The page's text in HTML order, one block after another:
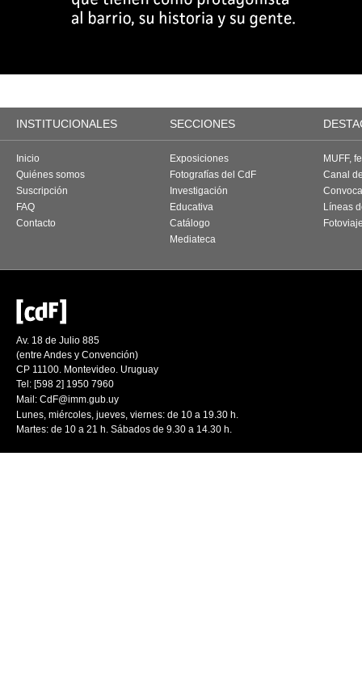
INSTITUCIONALES SECCIONES
Inicio
Quiénes somos
Suscripción
FAQ
Contacto
Exposiciones
Fotografías del CdF
Investigación
Educativa
Catálogo
Mediateca
MUFF,
Canal
Líneas
Av. 18 de Julio 885
(entre Andes y Convención)
CP 11100. Montevideo. Uruguay
Tel: [598 2] 1950 7960
Mail: CdF@imm.gub.uy
Lunes, miércoles, jueves, viernes: de 10 a 19.30 h.
Martes: de 10 a 21 h. Sábados de 9.30 a 14.30 h.